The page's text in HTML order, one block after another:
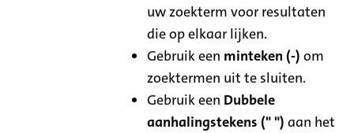
uw zoekterm voor resultaten
die op elkaar lijken.
Gebruik een minteken (-) om
zoektermen uit te sluiten.
Gebruik een Dubbele
aanhalingstekens (" ") aan het